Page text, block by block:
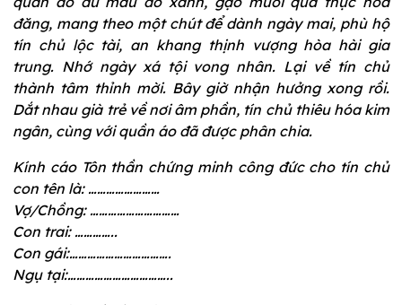
đăng, mang theo một chút để dành ngày mai, phù hộ
tín chủ lộc tài, an khang thịnh vượng hòa hài gia
trung. Nhớ ngày xá tội vong nhân. Lại về tín chủ
thành tâm thỉnh mời. Bây giờ nhận hưởng xong rồi.
Dắt nhau già trẻ về nơi âm phần, tín chủ thiêu hóa kim
ngân, cùng với quần áo đã được phân chia.
Kính cáo Tôn thần chứng minh công đức cho tín chủ
con tên là: ……………………
Vợ/Chồng: …………………………
Con trai: …………..
Con gái:…………………………….
Ngụ tại:……………………………..